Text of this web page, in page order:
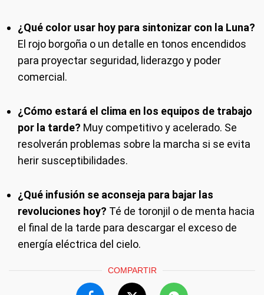
¿Qué color usar hoy para sintonizar con la Luna?
El rojo borgoña o un detalle en tonos encendidos
para proyectar seguridad, liderazgo y poder
comercial.
¿Cómo estará el clima en los equipos de trabajo
por la tarde? Muy competitivo y acelerado. Se
resolverán problemas sobre la marcha si se evita
herir susceptibilidades.
¿Qué infusión se aconseja para bajar las
revoluciones hoy? Té de toronjil o de menta hacia
el final de la tarde para descargar el exceso de
energía eléctrica del cielo.
COMPARTIR